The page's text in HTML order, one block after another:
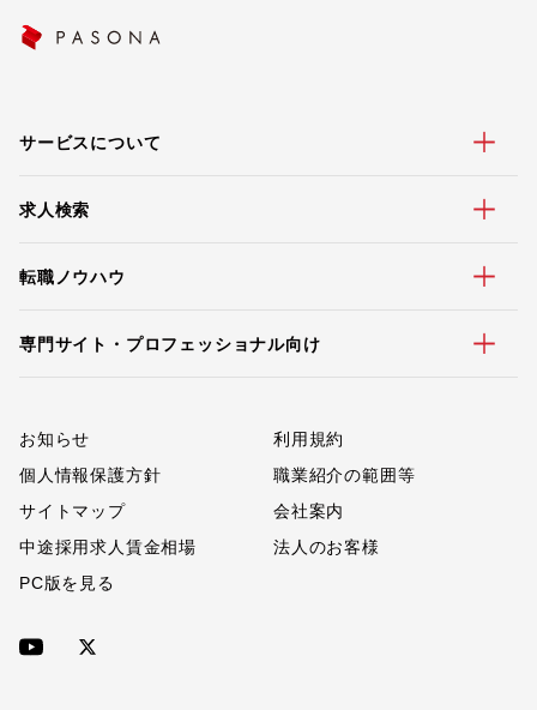
サービスについて
求人検索
転職ノウハウ
専門サイト・プロフェッショナル向け
お知らせ
利用規約
個人情報保護方針
職業紹介の範囲等
サイトマップ
会社案内
中途採用求人賃金相場
法人のお客様
PC版を見る